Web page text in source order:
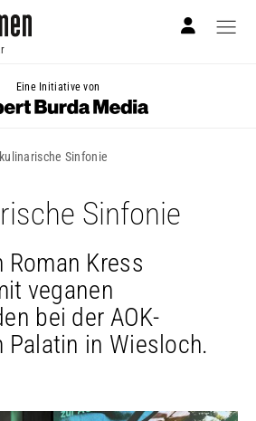
Eine Initiative von
Sinfonie
Sinfonie
Roman Kress
veganen
bei der AOK-
Palatin in Wiesloch.